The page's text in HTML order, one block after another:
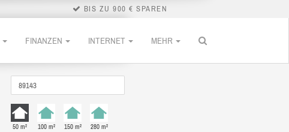
BIS ZU 900 € SPAREN
FINANZEN INTERNET MEHR
50 m² 100 m² 150 m² 280 m²